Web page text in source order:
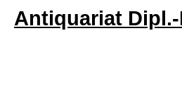
Antiquariat